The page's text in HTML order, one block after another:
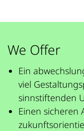
We Offer
Ein
viel
sinnstiftenden
Einen sicheren